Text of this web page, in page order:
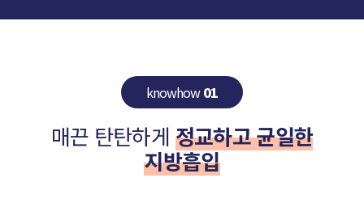
knowhow01
매끈 탄탄하게 정교하고 균일한
지방흡입